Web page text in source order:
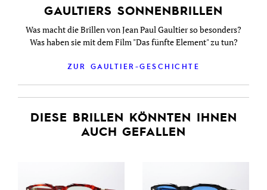
GAULTIERS SONNENBRILLEN
Was macht die Brillen von Jean Paul Gaultier so besonders?
Was haben sie mit dem Film "Das fünfte Element" zu tun?
ZUR GAULTIER-GESCHICHTE
DIESE BRILLEN KÖNNTEN IHNEN
AUCH GEFALLEN